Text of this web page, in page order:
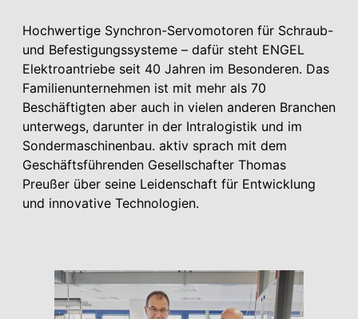
Hochwertige Synchron-Servomotoren für Schraub-
und Befestigungssysteme – dafür steht ENGEL
Elektroantriebe seit 40 Jahren im Besonderen. Das
Familienunternehmen ist mit mehr als 70
Beschäftigten aber auch in vielen anderen Branchen
unterwegs, darunter in der Intralogistik und im
Sondermaschinenbau. aktiv sprach mit dem
Geschäftsführenden Gesellschafter Thomas
Preußer über seine Leidenschaft für Entwicklung
und innovative Technologien.